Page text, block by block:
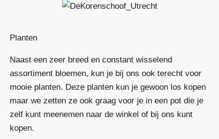
Planten
Naast een zeer breed en constant wisselend
assortiment bloemen, kun je bij ons ook terecht voor
mooie planten. Deze planten kun je gewoon los kopen
maar we zetten ze ook graag voor je in een pot die je
zelf kunt meenemen naar de winkel of bij ons kunt
kopen.